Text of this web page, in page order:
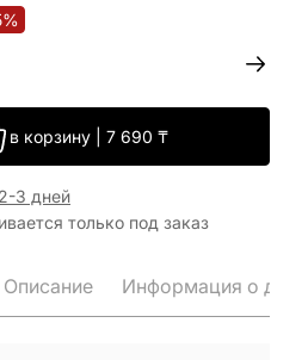
%
в корзину 7 690 ₸
3 дней
только под заказ
Описание Информация о